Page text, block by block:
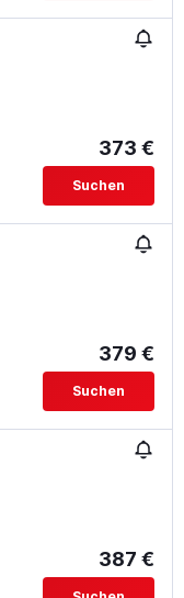
373 €
Suchen
379 €
Suchen
387 €